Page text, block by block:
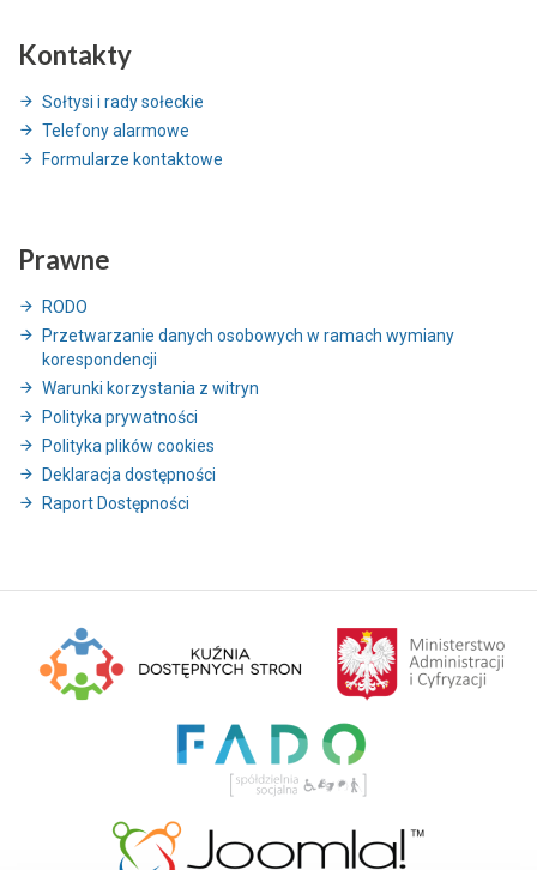
Kontakty
Sołtysi i rady sołeckie
Telefony alarmowe
Formularze kontaktowe
Prawne
RODO
Przetwarzanie danych osobowych w ramach wymiany
korespondencji
Warunki korzystania z witryn
Polityka prywatności
Polityka plików cookies
Deklaracja dostępności
Raport Dostępności